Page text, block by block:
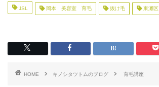
JSL 岡本 美容室 育毛 抜け毛 東灘区
HOME キノシタツトムのブログ 育毛講座